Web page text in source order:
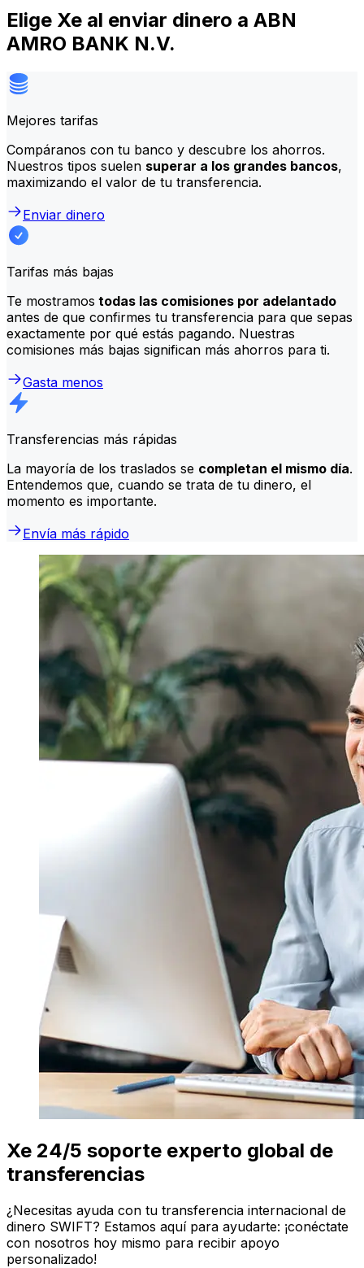
Elige Xe al enviar dinero a ABN
AMRO BANK N.V.
Mejores tarifas
Compáranos con tu banco y descubre los ahorros.
Nuestros tipos suelen superar a los grandes bancos,
maximizando el valor de tu transferencia.
Enviar dinero
Tarifas más bajas
Te mostramos todas las comisiones por adelantado
antes de que confirmes tu transferencia para que sepas
exactamente por qué estás pagando. Nuestras
comisiones más bajas significan más ahorros para ti.
Gasta menos
Transferencias más rápidas
La mayoría de los traslados se completan el mismo día.
Entendemos que, cuando se trata de tu dinero, el
momento es importante.
Envía más rápido
Xe 24/5 soporte experto global de
transferencias
¿Necesitas ayuda con tu transferencia internacional de
dinero SWIFT? Estamos aquí para ayudarte: ¡conéctate
con nosotros hoy mismo para recibir apoyo
personalizado!